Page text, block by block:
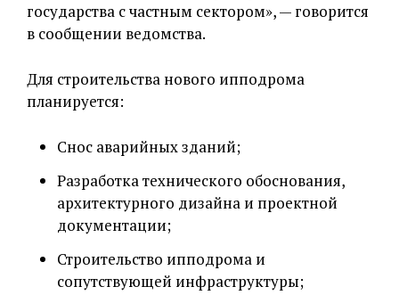
государства с частным сектором», — говорится
в сообщении ведомства.
Для строительства нового ипподрома
планируется:
Снос аварийных зданий;
Разработка технического обоснования,
архитектурного дизайна и проектной
документации;
Строительство ипподрома и
сопутствующей инфраструктуры;